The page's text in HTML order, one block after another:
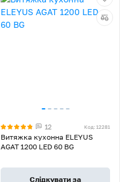
12 Код: 12281
Витяжка кухонна ELEYUS
AGAT 1200 LED 60 BG
Слідкувати за